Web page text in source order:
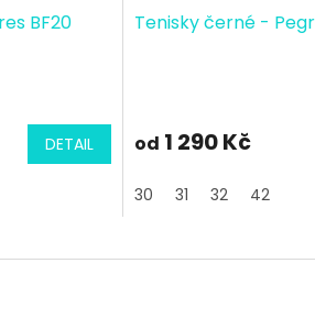
BF20
DETAIL
Tenisky černé -
od 1 290 Kč
30 31 32 42